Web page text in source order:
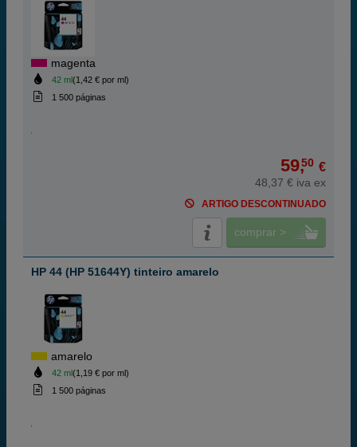
magenta
42 ml(1,42 € por ml)
1 500 páginas
59,50 €
48,37 € iva ex
ARTIGO DESCONTINUADO
comprar >
HP 44 (HP 51644Y) tinteiro amarelo
amarelo
42 ml(1,19 € por ml)
1 500 páginas